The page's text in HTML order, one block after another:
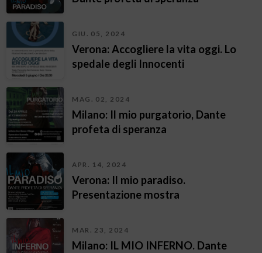
GIU. 05, 2024
Verona: Accogliere la vita oggi. Lo
spedale degli Innocenti
MAG. 02, 2024
Milano: Il mio purgatorio, Dante
profeta di speranza
APR. 14, 2024
Verona: Il mio paradiso.
Presentazione mostra
MAR. 23, 2024
Milano: IL MIO INFERNO. Dante